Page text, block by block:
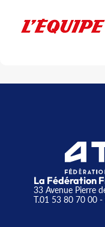
La Fédération
33 Avenue Pierre
T.01 53 80 70 00-